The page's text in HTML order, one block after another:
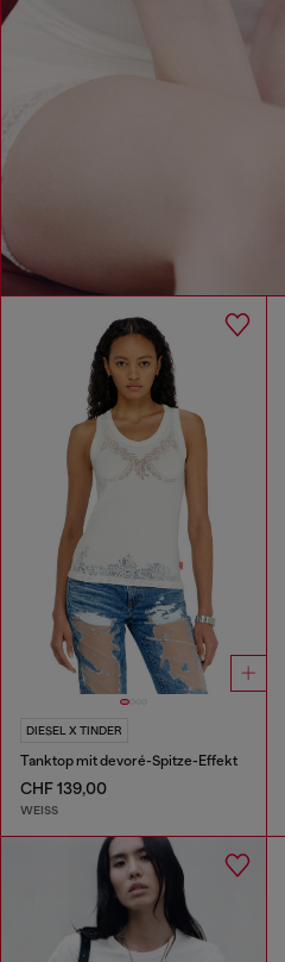
DIESEL X TINDER
Tanktop mit devoré-Spitze-Effekt
CHF 139,00
WEISS